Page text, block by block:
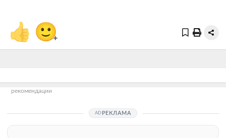
👍 🙂+
рекомендации
РЕКЛАМА